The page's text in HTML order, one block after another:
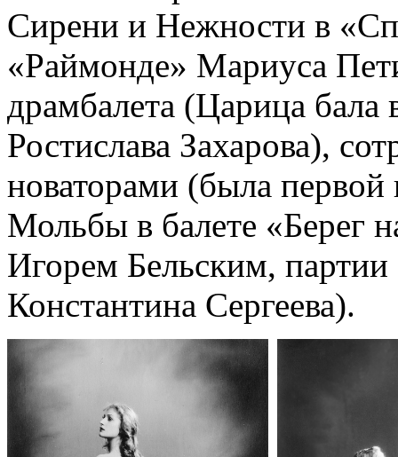
Сирени и Нежности в
«Раймонде» Мариуса
драмбалета (Царица
Ростислава Захарова),
новаторами (была
Мольбы в балете «Берег
Игорем Бельским,
Константина Сергеева).